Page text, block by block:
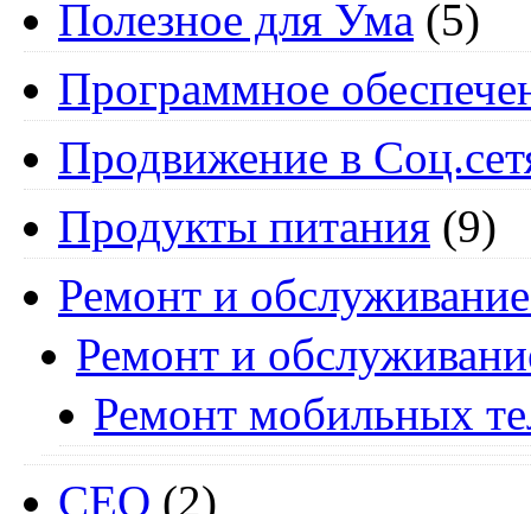
Полезное для Ума (5)
Программное
Продвижение в
Продукты питания (9)
Ремонт и
Ремонт и
Ремонт мобильных
СЕО (2)